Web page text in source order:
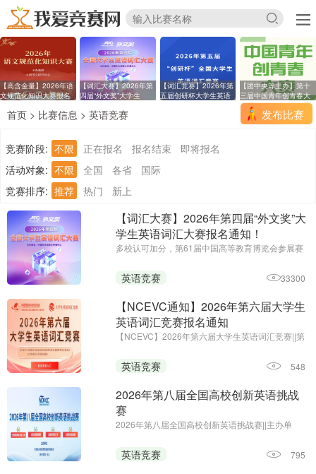
【高含金量】2026年语
文规范化知识大赛报名
【词汇大赛】2026年第
四届“外文奖”大学生
【词汇竞赛】2026年第
五届创研杯大学生英语
【团中央等主办】第十
三届中国青年创青春大
发布比赛
首页 > 比赛信息 > 英语竞赛
竞赛阶段: 不限 正在报名 报名结束
即将报名
活动对象: 不限 全国 各省
国际
竞赛排序: 推荐 热门 新上
【词汇大赛】2026年第四届“外文奖”大
学生英语词汇大赛报名通知！
多校认可加分，第61届中国高等教育博览会参展赛
英语竞赛 33300
【NCEVC通知】2026年第六届大学生
英语词汇竞赛报名通知
【NCEVC】2026年第六届大学生英语词汇竞赛||第
英语竞赛 548
2026年第八届全国高校创新英语挑战
赛
2026年第八届全国高校创新英语挑战赛||主办单
杂志||报名时间：即日起—2026年12月25日
英语竞赛 795